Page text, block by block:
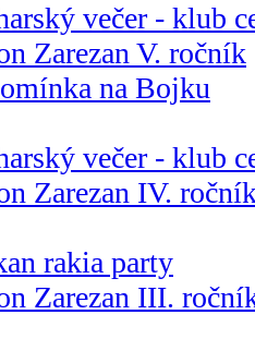
večer - klub
Zarezan V. ročník
na Bojku
večer - klub
Zarezan IV.
rakia party
Zarezan III.